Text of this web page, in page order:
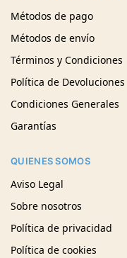
Métodos de pago
Métodos de envío
Términos y Condiciones
Política de Devoluciones
Condiciones Generales
Garantías
QUIENES SOMOS
Aviso Legal
Sobre nosotros
Política de privacidad
Política de cookies